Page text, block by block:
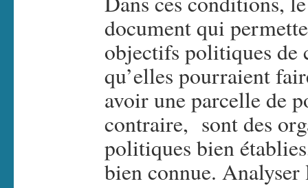
document qui
objectifs politiques de
qu’elles pourraient
avoir une parcelle de
contraire, sont des
politiques bien
bien connue. Analyser